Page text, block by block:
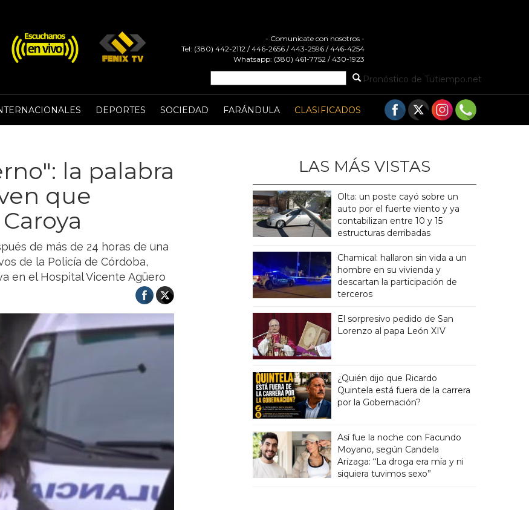
- Comunicate con nosotros -
Tel: (380) 442-2112 / 446-2656 / 443-2596 / 446-4254
Whatsapp: (380) 461-7752 / 430-1923
Pronóstico de Tutiempo.net
DEPORTES SOCIEDAD FARÁNDULA CLASIFICADOS
la palabra
que
de más de 24 horas de una
de la Policía de Córdoba,
en el Hospital Vicente Agüero
LAS MÁS VISTAS
Olta: un poste cayó sobre un
auto por el fuerte viento y ya
contabilizan entre 10 y 15
estructuras derribadas
Chamical: hallaron sin vida a un
hombre en su vivienda y
descartan la participación de
terceros
El sorpresivo pedido de San
Lorenzo al papa León XIV
¿Quién dijo que Ricardo
Quintela está fuera de la carrera
por la Gobernación?
Así fue la noche con Facundo
Moyano, según Candela
Arizaga: “La droga era mía y ni
siquiera tuvimos sexo”